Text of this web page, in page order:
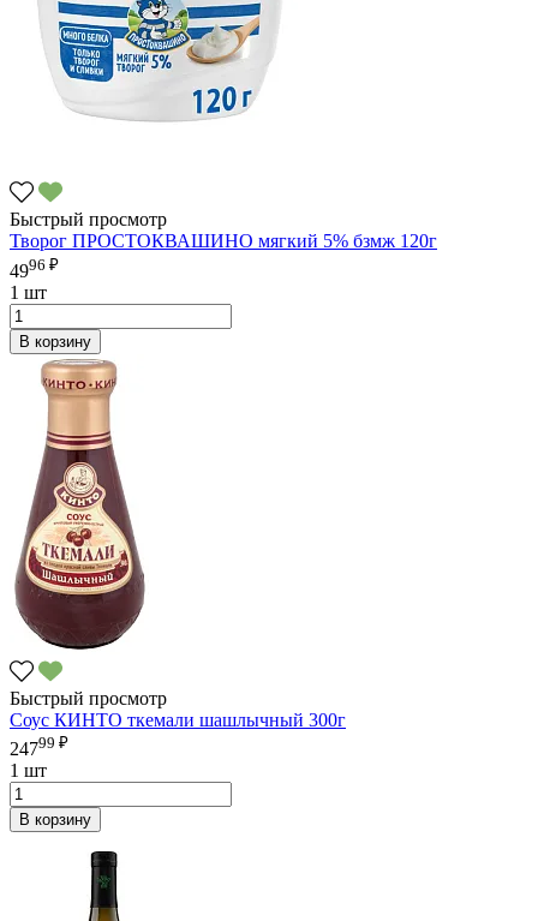
Быстрый просмотр
Творог ПРОСТОКВАШИНО мягкий 5% бзмж 120г
4996 ₽
1 шт
В корзину
Быстрый просмотр
Соус КИНТО ткемали шашлычный 300г
24799 ₽
1 шт
В корзину